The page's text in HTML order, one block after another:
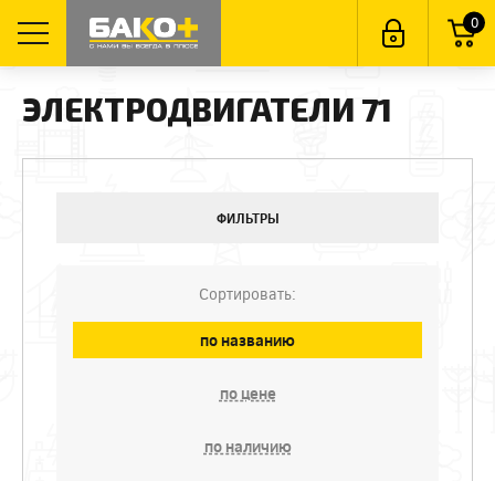
0
ЭЛЕКТРОДВИГАТЕЛИ 71
ФИЛЬТРЫ
Сортировать:
по названию
по цене
по наличию